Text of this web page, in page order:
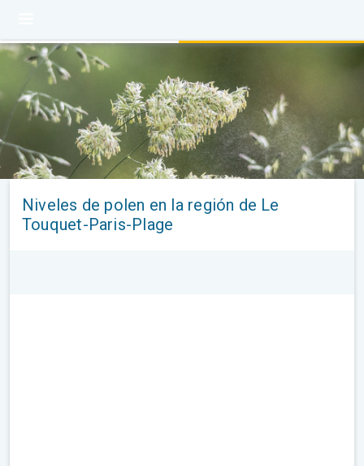
Niveles de polen en la región de Le
Touquet-Paris-Plage